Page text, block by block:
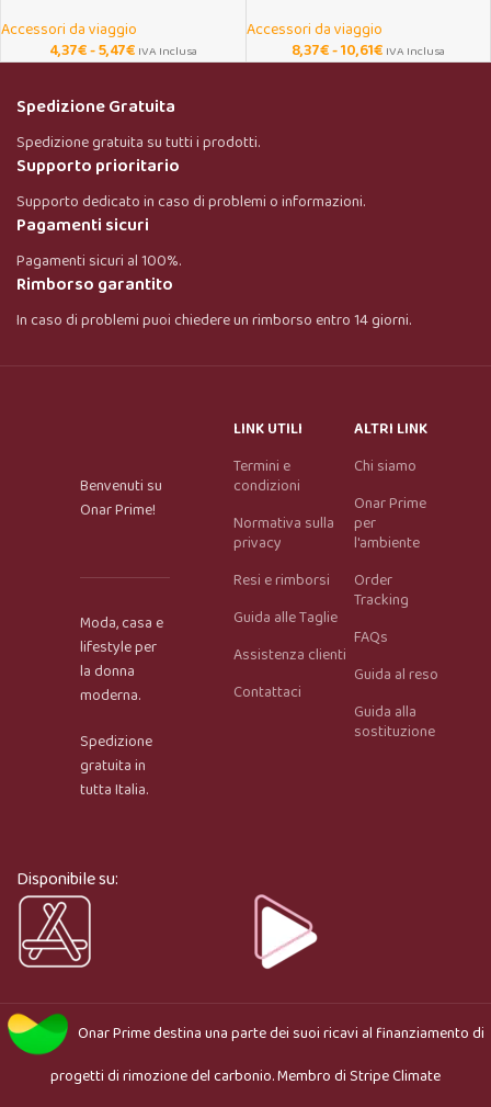
Onar AI Assistant
Accessori da viaggio
4,37€-5,47€ IVA Inclusa
Accessori da viaggio
8,37€-10,61€ IVA Inclusa
Spedizione Gratuita
Spedizione gratuita su tutti i prodotti.
Supporto prioritario
Supporto dedicato in caso di problemi o informazioni.
Pagamenti sicuri
Pagamenti sicuri al 100%.
Rimborso garantito
In caso di problemi puoi chiedere un rimborso entro 14 giorni.
Benvenuti su
Onar Prime!
Moda, casa e
lifestyle per
la donna
moderna.
Spedizione
gratuita in
tutta Italia.
LINK UTILI
Termini e
condizioni
Normativa sulla
privacy
Resi e rimborsi
Guida alle Taglie
Assistenza clienti
Contattaci
ALTRI LINK
Chi siamo
Onar Prime
per
l'ambiente
Order
Tracking
FAQs
Guida al reso
Guida alla
sostituzione
Disponibile su:
Onar Primedestina una parte dei suoi ricavi al finanziamento di
progetti di rimozione del carbonio. Membro diStripe Climate